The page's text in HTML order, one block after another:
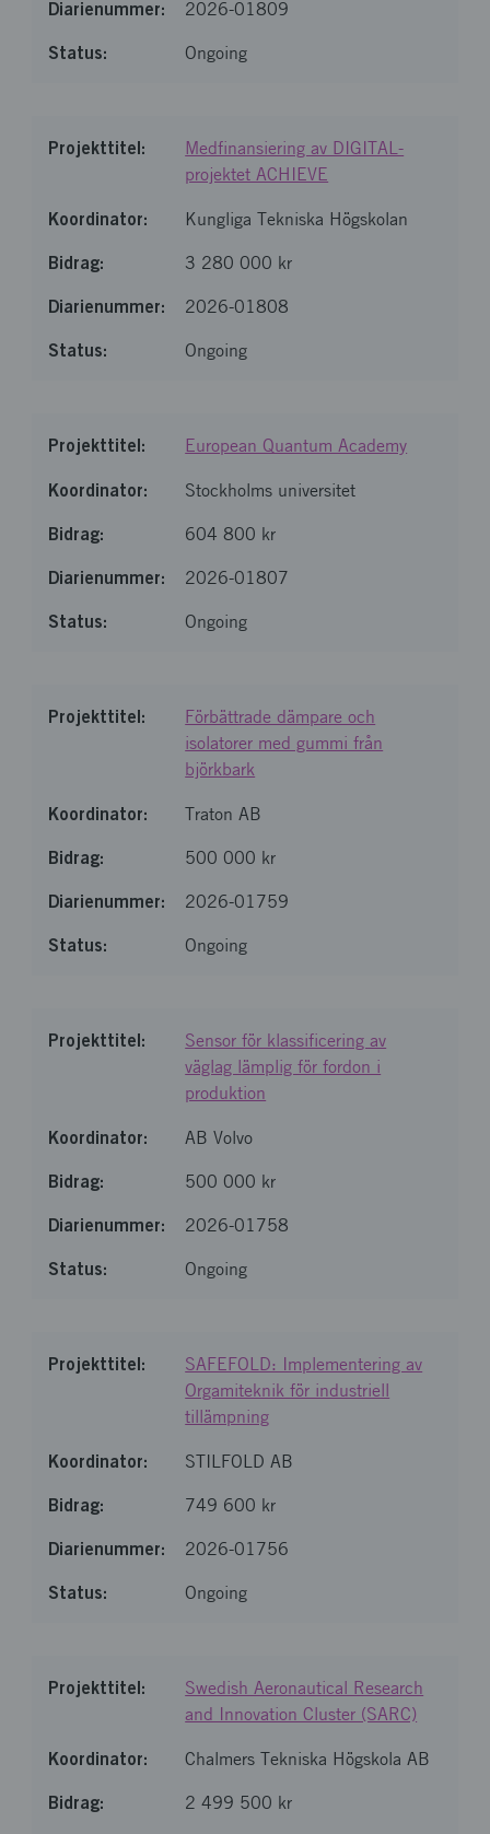
2026-01809
Ongoing
Medfinansiering av DIGITAL-
projektet ACHIEVE
Kungliga Tekniska Högskolan
3 280 000 kr
2026-01808
Ongoing
European Quantum Academy
Stockholms universitet
604 800 kr
2026-01807
Ongoing
Förbättrade dämpare och
isolatorer med gummi från
björkbark
Traton AB
500 000 kr
2026-01759
Ongoing
Sensor för klassificering av
väglag lämplig för fordon i
produktion
AB Volvo
500 000 kr
2026-01758
Ongoing
SAFEFOLD: Implementering av
Orgamiteknik för industriell
tillämpning
STILFOLD AB
749 600 kr
2026-01756
Ongoing
Swedish Aeronautical Research
and Innovation Cluster (SARC)
Chalmers Tekniska Högskola AB
2 499 500 kr